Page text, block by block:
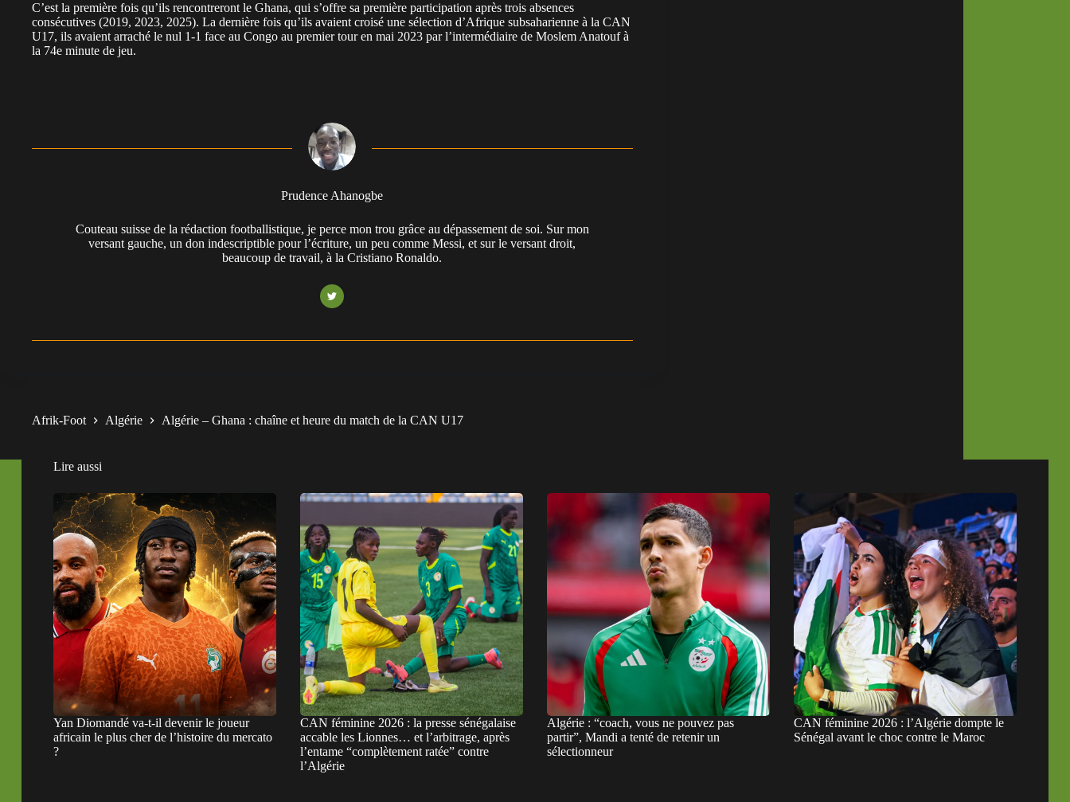
C’est la première fois qu’ils rencontreront le Ghana, qui s’offre sa première participation après trois absences
consécutives (2019, 2023, 2025). La dernière fois qu’ils avaient croisé une sélection d’Afrique subsaharienne à la CAN
U17, ils avaient arraché le nul 1-1 face au Congo au premier tour en mai 2023 par l’intermédiaire de Moslem Anatouf à
la 74e minute de jeu.
Prudence Ahanogbe
Couteau suisse de la rédaction footballistique, je perce mon trou grâce au dépassement de soi. Sur mon
versant gauche, un don indescriptible pour l’écriture, un peu comme Messi, et sur le versant droit,
beaucoup de travail, à la Cristiano Ronaldo.
Afrik-Foot Algérie Algérie – Ghana : chaîne et heure du match de la CAN U17
Lire aussi
Yan Diomandé va-t-il devenir le joueur
africain le plus cher de l’histoire du mercato
?
CAN féminine 2026 : la presse sénégalaise
accable les Lionnes… et l’arbitrage, après
l’entame “complètement ratée” contre
l’Algérie
Algérie : “coach, vous ne pouvez pas
partir”, Mandi a tenté de retenir un
sélectionneur
CAN féminine 2026 : l’Algérie dompte le
Sénégal avant le choc contre le Maroc